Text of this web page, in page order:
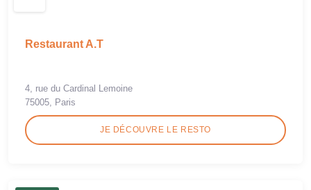
Restaurant A.T
4, rue du Cardinal Lemoine
75005, Paris
JE DÉCOUVRE LE RESTO